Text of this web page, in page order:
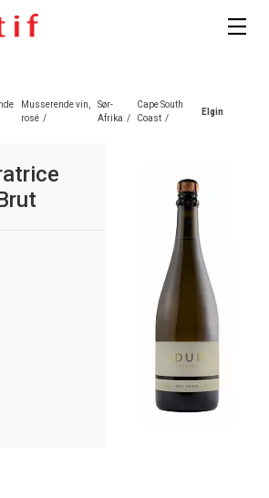
Musserende vin,
rosé /
Sør-
Afrika /
Cape South
Coast /
Elgin